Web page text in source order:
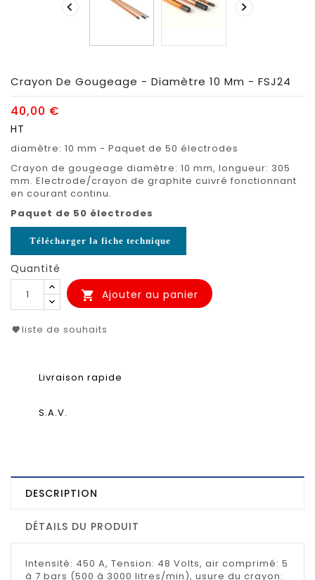
 
Crayon De Gougeage - Diamètre 10 Mm - FSJ24
40,00 €
HT
diamètre: 10 mm - Paquet de 50 électrodes
Crayon de gougeage diamètre: 10 mm, longueur: 305
mm. Electrode/crayon de graphite cuivré fonctionnant
en courant continu.
Paquet de 50 électrodes
Télécharger la fiche technique
Quantité
 Ajouter au panier
liste de souhaits
Livraison rapide
S.A.V.
DESCRIPTION
DÉTAILS DU PRODUIT
Intensité: 450 A, Tension: 48 Volts, air comprimé: 5
à 7 bars (500 à 3000 litres/min), usure du crayon: